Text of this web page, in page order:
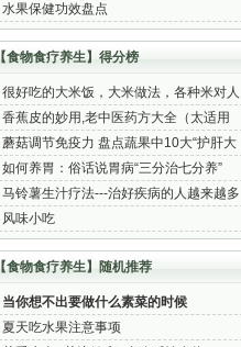
水果保健功效盘点
【食物食疗养生】得分榜
很好吃的大米饭，大米做法，各种米对人
身体的好处大全
香蕉皮的妙用,老中医药方大全（太适用
了！）
蘑菇调节免疫力 盘点蔬果中10大“护肝大
将”
如何养胃：俗话说胃病“三分治七分养”
马铃薯生汁疗法---治好疾病的人越来越多
风味小吃
【食物食疗养生】随机推荐
当你想不出要做什么素菜的时候
夏天吃水果注意事项